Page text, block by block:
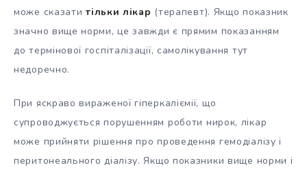
може сказати тільки лікар (терапевт). Якщо показник
значно вище норми, це завжди є прямим показанням
до термінової госпіталізації, самолікування тут
недоречно.
При яскраво вираженої гіперкаліємії, що
супроводжується порушенням роботи нирок, лікар
може прийняти рішення про проведення гемодіалізу і
перитонеального діалізу. Якщо показники вище норми і